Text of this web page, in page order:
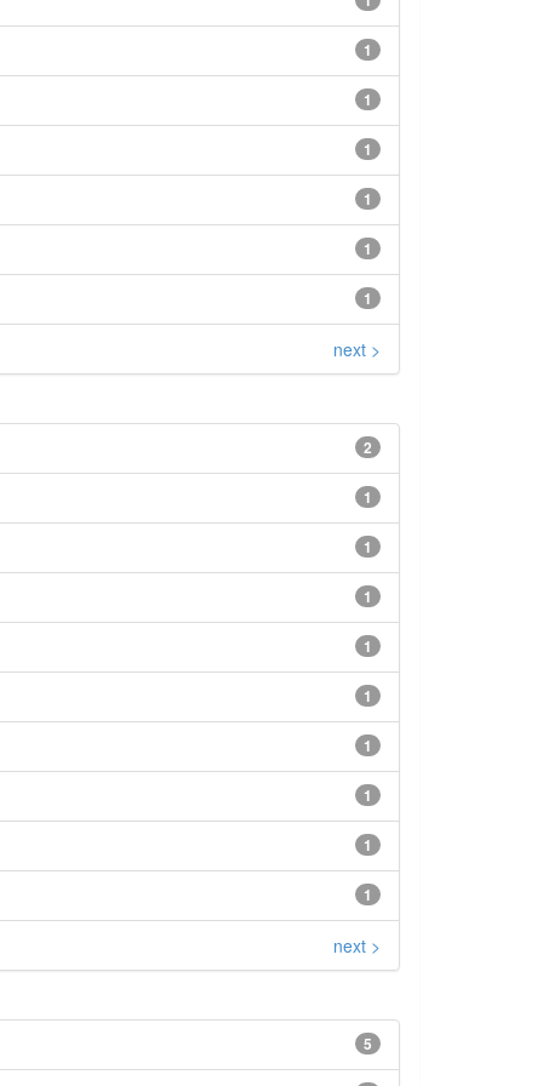
1
1
1
1
1
1
next >
2
1
1
1
1
1
1
1
1
1
next >
5